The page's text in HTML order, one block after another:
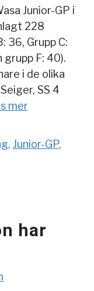
Junior-GP i
228
36, Grupp C:
grupp F: 40).
i de olika
SS 4
mer
, Junior-GP,
har